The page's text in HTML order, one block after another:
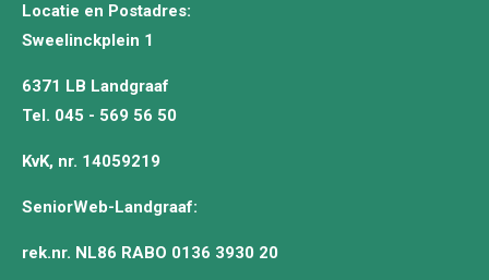
Locatie en Postadres:
Sweelinckplein 1
6371 LB Landgraaf
Tel. 045 - 569 56 50
KvK, nr. 14059219
SeniorWeb-Landgraaf:
rek.nr. NL86 RABO 0136 3930 20